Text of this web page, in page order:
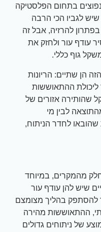
בתחום הפלסטיקה
שיש לגביו הכי הרבה
להרזיה, אבל זה
עודף עור ולחזק את
גוף כללי.
הן שתיים: הריונות
ההתאוששות
שהותירה אזורים של
לבין מי
לחדר הניתוח,
מהמקרים, במיוחד
שיש להן עודף עור
להסתפק בהליך מצומצם
ההתאוששות מהירה
של ניתוחים גדולים